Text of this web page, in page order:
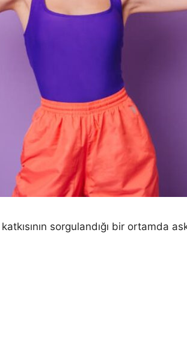
sorgulandığı bir ortamda